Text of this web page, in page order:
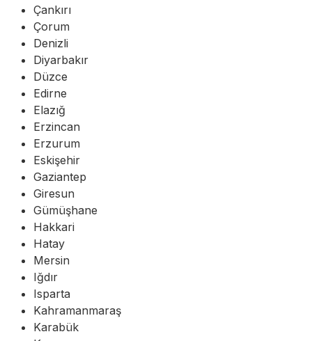
Çankırı
Çorum
Denizli
Diyarbakır
Düzce
Edirne
Elazığ
Erzincan
Erzurum
Eskişehir
Gaziantep
Giresun
Gümüşhane
Hakkari
Hatay
Mersin
Iğdır
Isparta
Kahramanmaraş
Karabük